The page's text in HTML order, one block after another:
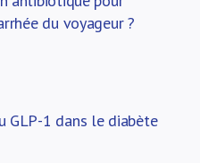
du voyageur ?
GLP-1 dans le diabète